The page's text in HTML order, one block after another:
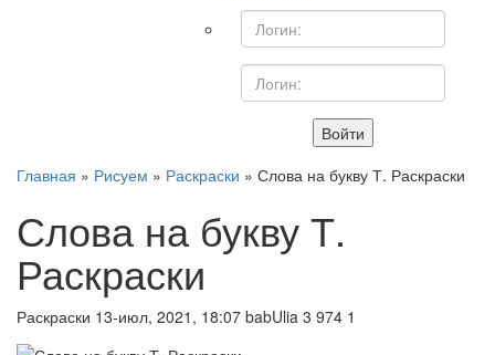
Войти
Главная » Рисуем » Раскраски » Слова на букву Т. Раскраски
Слова на букву Т.
Раскраски
Раскраски 13-июл, 2021, 18:07 babUlia 3 974 1